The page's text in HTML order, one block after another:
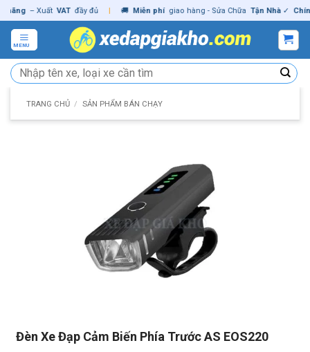
Skip
to
content
– Xuất VAT đầy đủ | 🚚 Miễn phí giao hàng - Sửa Chữa Tận Nhà ✓ Chính
MENU
Tìm
kiếm:
TRANG CHỦ / SẢN PHẨM BÁN CHẠY
Đèn Xe Đạp Cảm Biến Phía Trước AS EOS220